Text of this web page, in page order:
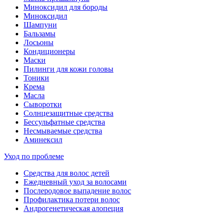
Миноксидил для бороды
Миноксидил
Шампуни
Бальзамы
Лосьоны
Кондиционеры
Маски
Пилинги для кожи головы
Тоники
Крема
Масла
Сыворотки
Солнцезащитные средства
Бессульфатные средства
Несмываемые средства
Аминексил
Уход по проблеме
Средства для волос детей
Ежедневный уход за волосами
Послеродовое выпадение волос
Профилактика потери волос
Андрогенетическая алопеция